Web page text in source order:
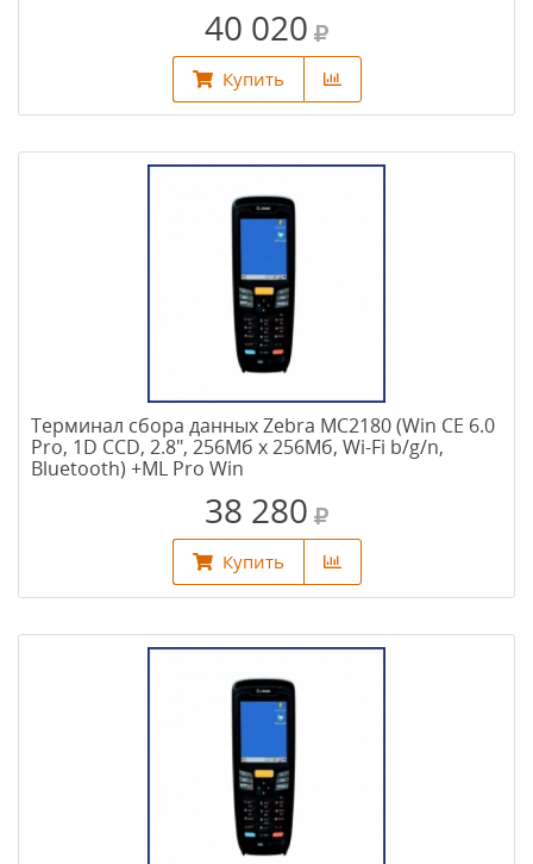
40 020
Купить
Терминал сбора данных Zebra MC2180 (Win CE 6.0
Pro, 1D CCD, 2.8", 256Мб х 256Мб, Wi-Fi b/g/n,
Bluetooth) +ML Pro Win
38 280
Купить